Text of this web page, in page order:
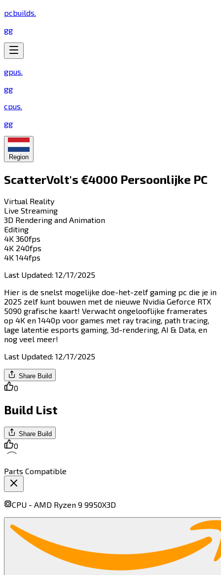
pcbuilds.
gg
gpus.
gg
cpus.
gg
Region
ScatterVolt's €4000 Persoonlijke PC​​​​‌ ‍ ​‍​‍‌‍ ‌ ​‍‌‍‍‌‌‍‌ ‌‍‍‌‌‍ ‍​‍​‍​ ‍‍​‍​‍‌ ​ ‌‍​‌‌‍ ‍‌‍‍‌‌ ‌​‌ ‍‌​‍ ‍‌‍‍‌‌‍ ​‍​‍​‍ ​​‍​‍‌‍‍​‌ ​‍‌‍‌‌‌‍‌‍​‍​‍​ ‍‍​‍​‍​‍ ‌‍​‌‌‍‌​‌‍ ‌‌‍‍‌‌‍ ‍​‍ ‌‍‍‌‌‍ ‍‌ ‌​‌‍‌‌‌‍ ‍‌ ‌​​‍ ‌‍‌‌‌‍‌​‌‍‍‌‌ ‌​​‍ ‌‍ ‌‌‍ ‌‍‌​‌‍‌‌​ ‌‌ ​​‌ ​‍‌‍‌‌‌ ​ ‌‍‌‌‌‍ ‍‌ ‌​‌‍​‌‌ ‌​‌‍‍‌‌‍ ‌‍ ‍​ ‍ ‌‍‍‌‌‍‌​​ ‌​ ‍​​ ‌​​ ‍​‌‍​ ​ ​ ​ ‌‌‌‍​‌‌‍‌‌​‍ ‌​ ‍​​ ​ ​ ‍‌‌‍​‌​‍ ‌​ ‌​​ ‍‌‌‍​‌​ ‌‌​‍ ‌​ ‍‌‌‍‌‍​ ​ ‌‍‌‍​‍ ‌​ ‍​‌‍​‍​ ‌​‌‍​‌‌‍‌‍​ ​​​ ‌ ​ ‍‌​ ‌‌​ ​​​ ‍‌​ ‌ ​ ‍ ‌ ‌​‌ ‍‌‌ ​​‌‍‌‌​ ‌‌‍​‍‌ ‌‌‌‍‍‌‌‍ ​‌‍‌​​ ‍ ‌ ​​‌‍​‌‌ ‌​‌‍‍​​ ‌‌‍‍‌​ ​‌​ ‍​‌‍ ‍‌‌ ‌‍ ‍‌‍​‌‌‍ ‌‌‍‌‌​‍‌‌​ ‌‌‌​​‍‌‌ ‌‍‍ ‌‍‌‌‌ ‍‌​‍‌‌​ ​ ‌​‌​​‍‌‌​ ​ ‌​‌​​‍‌‌​ ​‍​ ​‍‌‍ ‍‌‍ ​​‍‌‌​ ​‍​ ​‍​‍‌‌​ ‌‌‌​‌​​‍ ‍‌ ‌‍‌‍​‌‌‍ ​‌ ‌‌‌‍‌‌​ ‌‍​‍‌‍​‌‌ ​ ‌‍‌‌‌‌‌‌‌ ​‍‌‍ ​​ ‌​‍‌‌​ ​‍‌​‌‍‌‍​‌‌‍‌​‌‍ ‌‌‍‍‌‌‍ ‍​‍‌‍‌‍‍‌‌‍‌​​ ‌​ ‍​​ ‌​​ ‍​‌‍​ ​ ​ ​ ‌‌‌‍​‌‌‍‌‌​‍ ‌​ ‍​​ ​ ​ ‍‌‌‍​‌​‍ ‌​ ‌​​ ‍‌‌‍​‌​ ‌‌​‍ ‌​ ‍‌‌‍‌‍​ ​ ‌‍‌‍​‍ ‌​ ‍​‌‍​‍​ ‌​‌‍​‌‌‍‌‍​ ​​​ ‌ ​ ‍‌​ ‌‌​ ​​​ ‍‌​ ‌ ​‍‌‍‌ ‌​‌ ‍‌‌ ​​‌‍‌‌​ ‌‌‍​‍‌ ‌‌‌‍‍‌‌‍ ​‌‍‌​​‍‌‍‌ ​​‌‍​‌‌ ‌​‌‍‍​​ ‌‌‍‍‌​ ​‌​ ‍​‌‍ ‍‌‌ ‌‍ ‍‌‍​‌‌‍ ‌‌‍‌‌​‍‌‌​ ‌‌‌​​‍‌‌ ‌‍‍ ‌‍‌‌‌ ‍‌​‍‌‌​ ​ ‌​‌​​‍‌‌​ ​ ‌​‌​​‍‌‌​ ​‍​ ​‍‌‍ ‍‌‍ ​​‍‌‌​ ​‍​ ​‍​‍‌‌​ ‌‌‌​‌​​‍ ‍‌ ‌‍‌‍​‌‌‍ ​‌ ‌‌‌‍‌‌​‍‌‍‌ ​​‌‍‌‌‌ ​‍‌ ​ ‌ ​​‌‍‌‌‌‍​ ‌ ‌​‌‍‍‌‌ ‌‍‌‍‌‌​ ‌‌ ​​‌ ‌‌‌‍​‍‌‍ ​‌‍‍‌‌ ​ ‌‍‍​‌‍‌‌‌‍‌​​‍​‍‌ ‌
Virtual Reality​​​​‌ ‍ ​‍​‍‌‍ ‌ ​‍‌‍‍‌‌‍‌ ‌‍‍‌‌‍ ‍​‍​‍​ ‍‍​‍​‍‌ ​ ‌‍​‌‌‍ ‍‌‍‍‌‌ ‌​‌ ‍‌​‍ ‍‌‍‍‌‌‍ ​‍​‍​‍ ​​‍​‍‌‍‍​‌ ​‍‌‍‌‌‌‍‌‍​‍​‍​ ‍‍​‍​‍​‍ ‌‍​‌‌‍‌​‌‍ ‌‌‍‍‌‌‍ ‍​‍ ‌‍‍‌‌‍ ‍‌ ‌​‌‍‌‌‌‍ ‍‌ ‌​​‍ ‌‍‌‌‌‍‌​‌‍‍‌‌ ‌​​‍ ‌‍ ‌‌‍ ‌‍‌​‌‍‌‌​ ‌‌ ​​‌ ​‍‌‍‌‌‌ ​ ‌‍‌‌‌‍ ‍‌ ‌​‌‍​‌‌ ‌​‌‍‍‌‌‍ ‌‍ ‍​ ‍ ‌‍‍‌‌‍‌​​ ‌​ ​‌​ ​‌‌‍​‌​ ‍‌‌‍‌‌‌‍​‍​ ‌ ​ ​‍​‍ ‌​ ‌​‌‍‌​​ ​‍​ ‌​​‍ ‌​ ‌​​ ​​‌‍‌​​ ​‍​‍ ‌‌‍​‌‌‍​‌‌‍‌​‌‍​‌​‍ ‌‌‍‌‍‌‍‌​‌‍​‍​ ‍‌​ ‌ ​ ‌‍‌‍​‌​ ‌ ‌‍​‍​ ‍​​ ‍‌‌‍‌‍​ ‍ ‌ ‌​‌ ‍‌‌ ​​‌‍‌‌​ ‌‌ ‌​‌‍​‌‌‍‌ ​ ‍ ‌ ​​‌‍​‌‌ ‌​‌‍‍​​ ‌‌‍ ‍‌‍​‌‌‍ ‌‌‍‌‌​ ‌‍​‍‌‍​‌‌ ​ ‌‍‌‌‌‌‌‌‌ ​‍‌‍ ​​ ‌​‍‌‌​ ​‍‌​‌‍‌‍​‌‌‍‌​‌‍ ‌‌‍‍‌‌‍ ‍​‍‌‍‌‍‍‌‌‍‌​​ ‌​ ​‌​ ​‌‌‍​‌​ ‍‌‌‍‌‌‌‍​‍​ ‌ ​ ​‍​‍ ‌​ ‌​‌‍‌​​ ​‍​ ‌​​‍ ‌​ ‌​​ ​​‌‍‌​​ ​‍​‍ ‌‌‍​‌‌‍​‌‌‍‌​‌‍​‌​‍ ‌‌‍‌‍‌‍‌​‌‍​‍​ ‍‌​ ‌ ​ ‌‍‌‍​‌​ ‌ ‌‍​‍​ ‍​​ ‍‌‌‍‌‍​‍‌‍‌ ‌​‌ ‍‌‌ ​​‌‍‌‌​ ‌‌ ‌​‌‍​‌‌‍‌ ​‍‌‍‌ ​​‌‍​‌‌ ‌​‌‍‍​​ ‌‌‍ ‍‌‍​‌‌‍ ‌‌‍‌‌​‍‌‍‌ ​​‌‍‌‌‌ ​‍‌ ​ ‌ ​​‌‍‌‌‌‍​ ‌ ‌​‌‍‍‌‌ ‌‍‌‍‌‌​ ‌‌ ​​‌ ‌‌‌‍​‍‌‍ ​‌‍‍‌‌ ​ ‌‍‍​‌‍‌‌‌‍‌​​‍​‍‌ ‌
Live Streaming​​​​‌ ‍ ​‍​‍‌‍ ‌ ​‍‌‍‍‌‌‍‌ ‌‍‍‌‌‍ ‍​‍​‍​ ‍‍​‍​‍‌ ​ ‌‍​‌‌‍ ‍‌‍‍‌‌ ‌​‌ ‍‌​‍ ‍‌‍‍‌‌‍ ​‍​‍​‍ ​​‍​‍‌‍‍​‌ ​‍‌‍‌‌‌‍‌‍​‍​‍​ ‍‍​‍​‍​‍ ‌‍​‌‌‍‌​‌‍ ‌‌‍‍‌‌‍ ‍​‍ ‌‍‍‌‌‍ ‍‌ ‌​‌‍‌‌‌‍ ‍‌ ‌​​‍ ‌‍‌‌‌‍‌​‌‍‍‌‌ ‌​​‍ ‌‍ ‌‌‍ ‌‍‌​‌‍‌‌​ ‌‌ ​​‌ ​‍‌‍‌‌‌ ​ ‌‍‌‌‌‍ ‍‌ ‌​‌‍​‌‌ ‌​‌‍‍‌‌‍ ‌‍ ‍​ ‍ ‌‍‍‌‌‍‌​​ ‌​ ​‌‌‍​‍​ ‌‍‌‍​‌‌‍​ ​ ​‌‌‍​‍​ ​‍​‍ ‌‌‍‌​​ ‌ ​ ‍​​ ‌‍​‍ ‌​ ‌​​ ‍​‌‍‌‌​ ‍‌​‍ ‌‌‍​‍​ ​‌‌‍‌‌‌‍‌​​‍ ‌​ ​​‌‍​‍​ ‍‌​ ‌ ‌‍​‍‌‍‌​​ ‌ ​ ‌ ​ ​‌‌‍‌​​ ​​‌‍‌​​ ‍ ‌ ‌​‌ ‍‌‌ ​​‌‍‌‌​ ‌‌ ‌​‌‍​‌‌‍‌ ​ ‍ ‌ ​​‌‍​‌‌ ‌​‌‍‍​​ ‌‌‍ ‍‌‍​‌‌‍ ‌‌‍‌‌​ ‌‍​‍‌‍​‌‌ ​ ‌‍‌‌‌‌‌‌‌ ​‍‌‍ ​​ ‌​‍‌‌​ ​‍‌​‌‍‌‍​‌‌‍‌​‌‍ ‌‌‍‍‌‌‍ ‍​‍‌‍‌‍‍‌‌‍‌​​ ‌​ ​‌‌‍​‍​ ‌‍‌‍​‌‌‍​ ​ ​‌‌‍​‍​ ​‍​‍ ‌‌‍‌​​ ‌ ​ ‍​​ ‌‍​‍ ‌​ ‌​​ ‍​‌‍‌‌​ ‍‌​‍ ‌‌‍​‍​ ​‌‌‍‌‌‌‍‌​​‍ ‌​ ​​‌‍​‍​ ‍‌​ ‌ ‌‍​‍‌‍‌​​ ‌ ​ ‌ ​ ​‌‌‍‌​​ ​​‌‍‌​​‍‌‍‌ ‌​‌ ‍‌‌ ​​‌‍‌‌​ ‌‌ ‌​‌‍​‌‌‍‌ ​‍‌‍‌ ​​‌‍​‌‌ ‌​‌‍‍​​ ‌‌‍ ‍‌‍​‌‌‍ ‌‌‍‌‌​‍‌‍‌ ​​‌‍‌‌‌ ​‍‌ ​ ‌ ​​‌‍‌‌‌‍​ ‌ ‌​‌‍‍‌‌ ‌‍‌‍‌‌​ ‌‌ ​​‌ ‌‌‌‍​‍‌‍ ​‌‍‍‌‌ ​ ‌‍‍​‌‍‌‌‌‍‌​​‍​‍‌ ‌
3D Rendering and Animation​​​​‌ ‍ ​‍​‍‌‍ ‌ ​‍‌‍‍‌‌‍‌ ‌‍‍‌‌‍ ‍​‍​‍​ ‍‍​‍​‍‌ ​ ‌‍​‌‌‍ ‍‌‍‍‌‌ ‌​‌ ‍‌​‍ ‍‌‍‍‌‌‍ ​‍​‍​‍ ​​‍​‍‌‍‍​‌ ​‍‌‍‌‌‌‍‌‍​‍​‍​ ‍‍​‍​‍​‍ ‌‍​‌‌‍‌​‌‍ ‌‌‍‍‌‌‍ ‍​‍ ‌‍‍‌‌‍ ‍‌ ‌​‌‍‌‌‌‍ ‍‌ ‌​​‍ ‌‍‌‌‌‍‌​‌‍‍‌‌ ‌​​‍ ‌‍ ‌‌‍ ‌‍‌​‌‍‌‌​ ‌‌ ​​‌ ​‍‌‍‌‌‌ ​ ‌‍‌‌‌‍ ‍‌ ‌​‌‍​‌‌ ‌​‌‍‍‌‌‍ ‌‍ ‍​ ‍ ‌‍‍‌‌‍‌​​ ‌​ ‍​‌‍​‍‌‍​‍​ ​ ​ ‌‌​ ​ ​ ‌​​ ‌‌​‍ ‌‌‍​‍​ ​‍​ ​‌​ ​ ​‍ ‌​ ‌​‌‍​‌‌‍‌‍​ ​​​‍ ‌​ ‍‌​ ​‌​ ‌‌​ ‍‌​‍ ‌‌‍​‍‌‍​‌​ ‍​​ ‌​‌‍‌​‌‍‌​‌‍‌​​ ​​‌‍​ ​ ​‌​ ​‌‌‍​‍​ ‍ ‌ ‌​‌ ‍‌‌ ​​‌‍‌‌​ ‌‌ ‌​‌‍​‌‌‍‌ ​ ‍ ‌ ​​‌‍​‌‌ ‌​‌‍‍​​ ‌‌‍ ‍‌‍​‌‌‍ ‌‌‍‌‌​ ‌‍​‍‌‍​‌‌ ​ ‌‍‌‌‌‌‌‌‌ ​‍‌‍ ​​ ‌​‍‌‌​ ​‍‌​‌‍‌‍​‌‌‍‌​‌‍ ‌‌‍‍‌‌‍ ‍​‍‌‍‌‍‍‌‌‍‌​​ ‌​ ‍​‌‍​‍‌‍​‍​ ​ ​ ‌‌​ ​ ​ ‌​​ ‌‌​‍ ‌‌‍​‍​ ​‍​ ​‌​ ​ ​‍ ‌​ ‌​‌‍​‌‌‍‌‍​ ​​​‍ ‌​ ‍‌​ ​‌​ ‌‌​ ‍‌​‍ ‌‌‍​‍‌‍​‌​ ‍​​ ‌​‌‍‌​‌‍‌​‌‍‌​​ ​​‌‍​ ​ ​‌​ ​‌‌‍​‍​‍‌‍‌ ‌​‌ ‍‌‌ ​​‌‍‌‌​ ‌‌ ‌​‌‍​‌‌‍‌ ​‍‌‍‌ ​​‌‍​‌‌ ‌​‌‍‍​​ ‌‌‍ ‍‌‍​‌‌‍ ‌‌‍‌‌​‍‌‍‌ ​​‌‍‌‌‌ ​‍‌ ​ ‌ ​​‌‍‌‌‌‍​ ‌ ‌​‌‍‍‌‌ ‌‍‌‍‌‌​ ‌‌ ​​‌ ‌‌‌‍​‍‌‍ ​‌‍‍‌‌ ​ ‌‍‍​‌‍‌‌‌‍‌​​‍​‍‌ ‌
Editing​​​​‌ ‍ ​‍​‍‌‍ ‌ ​‍‌‍‍‌‌‍‌ ‌‍‍‌‌‍ ‍​‍​‍​ ‍‍​‍​‍‌ ​ ‌‍​‌‌‍ ‍‌‍‍‌‌ ‌​‌ ‍‌​‍ ‍‌‍‍‌‌‍ ​‍​‍​‍ ​​‍​‍‌‍‍​‌ ​‍‌‍‌‌‌‍‌‍​‍​‍​ ‍‍​‍​‍​‍ ‌‍​‌‌‍‌​‌‍ ‌‌‍‍‌‌‍ ‍​‍ ‌‍‍‌‌‍ ‍‌ ‌​‌‍‌‌‌‍ ‍‌ ‌​​‍ ‌‍‌‌‌‍‌​‌‍‍‌‌ ‌​​‍ ‌‍ ‌‌‍ ‌‍‌​‌‍‌‌​ ‌‌ ​​‌ ​‍‌‍‌‌‌ ​ ‌‍‌‌‌‍ ‍‌ ‌​‌‍​‌‌ ‌​‌‍‍‌‌‍ ‌‍ ‍​ ‍ ‌‍‍‌‌‍‌​​ ‌‌‍‌​​ ‌ ‌‍​‍‌‍‌​​ ​‌‌‍​ ​ ‌‍​ ‌​​‍ ‌​ ​‍​ ‌ ​ ‌​​ ‍‌​‍ ‌​ ‌​​ ​‍​ ​ ​ ‍‌​‍ ‌​ ‍​​ ​​​ ‌​‌‍‌‍​‍ ‌​ ‌‍‌‍‌‍‌‍​ ​ ‌‌​ ‌‌‌‍‌​​ ​‌​ ‌ ‌‍​‍‌‍​‍‌‍‌‌​ ​‌​ ‍ ‌ ‌​‌ ‍‌‌ ​​‌‍‌‌​ ‌‌ ‌​‌‍​‌‌‍‌ ​ ‍ ‌ ​​‌‍​‌‌ ‌​‌‍‍​​ ‌‌‍ ‍‌‍​‌‌‍ ‌‌‍‌‌​ ‌‍​‍‌‍​‌‌ ​ ‌‍‌‌‌‌‌‌‌ ​‍‌‍ ​​ ‌​‍‌‌​ ​‍‌​‌‍‌‍​‌‌‍‌​‌‍ ‌‌‍‍‌‌‍ ‍​‍‌‍‌‍‍‌‌‍‌​​ ‌‌‍‌​​ ‌ ‌‍​‍‌‍‌​​ ​‌‌‍​ ​ ‌‍​ ‌​​‍ ‌​ ​‍​ ‌ ​ ‌​​ ‍‌​‍ ‌​ ‌​​ ​‍​ ​ ​ ‍‌​‍ ‌​ ‍​​ ​​​ ‌​‌‍‌‍​‍ ‌​ ‌‍‌‍‌‍‌‍​ ​ ‌‌​ ‌‌‌‍‌​​ ​‌​ ‌ ‌‍​‍‌‍​‍‌‍‌‌​ ​‌​‍‌‍‌ ‌​‌ ‍‌‌ ​​‌‍‌‌​ ‌‌ ‌​‌‍​‌‌‍‌ ​‍‌‍‌ ​​‌‍​‌‌ ‌​‌‍‍​​ ‌‌‍ ‍‌‍​‌‌‍ ‌‌‍‌‌​‍‌‍‌ ​​‌‍‌‌‌ ​‍‌ ​ ‌ ​​‌‍‌‌‌‍​ ‌ ‌​‌‍‍‌‌ ‌‍‌‍‌‌​ ‌‌ ​​‌ ‌‌‌‍​‍‌‍ ​‌‍‍‌‌ ​ ‌‍‍​‌‍‌‌‌‍‌​​‍​‍‌ ‌
4K 360fps​​​​‌ ‍ ​‍​‍‌‍ ‌ ​‍‌‍‍‌‌‍‌ ‌‍‍‌‌‍ ‍​‍​‍​ ‍‍​‍​‍‌ ​ ‌‍​‌‌‍ ‍‌‍‍‌‌ ‌​‌ ‍‌​‍ ‍‌‍‍‌‌‍ ​‍​‍​‍ ​​‍​‍‌‍‍​‌ ​‍‌‍‌‌‌‍‌‍​‍​‍​ ‍‍​‍​‍​‍ ‌‍​‌‌‍‌​‌‍ ‌‌‍‍‌‌‍ ‍​‍ ‌‍‍‌‌‍ ‍‌ ‌​‌‍‌‌‌‍ ‍‌ ‌​​‍ ‌‍‌‌‌‍‌​‌‍‍‌‌ ‌​​‍ ‌‍ ‌‌‍ ‌‍‌​‌‍‌‌​ ‌‌ ​​‌ ​‍‌‍‌‌‌ ​ ‌‍‌‌‌‍ ‍‌ ‌​‌‍​‌‌ ‌​‌‍‍‌‌‍ ‌‍ ‍​ ‍ ‌‍‍‌‌‍‌​​ ‌​ ​ ‌‍​‍‌‍​‌​ ​‌​ ​​‌‍‌‍‌‍‌‌​ ‌‍​‍ ‌​ ‍​​ ​‌​ ​‌‌‍​‌​‍ ‌​ ‌​‌‍‌‌​ ​​​ ​‍​‍ ‌​ ‍‌​ ‌‌‌‍​‌‌‍‌​​‍ ‌‌‍‌​​ ​ ​ ‌​‌‍​ ​ ​‍​ ‌‍‌‍​ ​ ​‍‌‍‌​‌‍​‌‌‍​‍‌‍‌​​ ‍ ‌ ‌​‌ ‍‌‌ ​​‌‍‌‌​ ‌‌ ​​‌‍‌‌‌ ​‍‌‍‌‍‌‍ ‌ ​‍‌‍ ‌‌‍​‌‌‍ ‍‌‍​ ‌‍‌‌​ ‍ ‌ ​​‌‍​‌‌ ‌​‌‍‍​​ ‌‌‍ ‍‌‍​‌‌‍ ‌‌‍‌‌​ ‌‍​‍‌‍​‌‌ ​ ‌‍‌‌‌‌‌‌‌ ​‍‌‍ ​​ ‌​‍‌‌​ ​‍‌​‌‍‌‍​‌‌‍‌​‌‍ ‌‌‍‍‌‌‍ ‍​‍‌‍‌‍‍‌‌‍‌​​ ‌​ ​ ‌‍​‍‌‍​‌​ ​‌​ ​​‌‍‌‍‌‍‌‌​ ‌‍​‍ ‌​ ‍​​ ​‌​ ​‌‌‍​‌​‍ ‌​ ‌​‌‍‌‌​ ​​​ ​‍​‍ ‌​ ‍‌​ ‌‌‌‍​‌‌‍‌​​‍ ‌‌‍‌​​ ​ ​ ‌​‌‍​ ​ ​‍​ ‌‍‌‍​ ​ ​‍‌‍‌​‌‍​‌‌‍​‍‌‍‌​​‍‌‍‌ ‌​‌ ‍‌‌ ​​‌‍‌‌​ ‌‌ ​​‌‍‌‌‌ ​‍‌‍‌‍‌‍ ‌ ​‍‌‍ ‌‌‍​‌‌‍ ‍‌‍​ ‌‍‌‌​‍‌‍‌ ​​‌‍​‌‌ ‌​‌‍‍​​ ‌‌‍ ‍‌‍​‌‌‍ ‌‌‍‌‌​‍‌‍‌ ​​‌‍‌‌‌ ​‍‌ ​ ‌ ​​‌‍‌‌‌‍​ ‌ ‌​‌‍‍‌‌ ‌‍‌‍‌‌​ ‌‌ ​​‌ ‌‌‌‍​‍‌‍ ​‌‍‍‌‌ ​ ‌‍‍​‌‍‌‌‌‍‌​​‍​‍‌ ‌
4K 240fps​​​​‌ ‍ ​‍​‍‌‍ ‌ ​‍‌‍‍‌‌‍‌ ‌‍‍‌‌‍ ‍​‍​‍​ ‍‍​‍​‍‌ ​ ‌‍​‌‌‍ ‍‌‍‍‌‌ ‌​‌ ‍‌​‍ ‍‌‍‍‌‌‍ ​‍​‍​‍ ​​‍​‍‌‍‍​‌ ​‍‌‍‌‌‌‍‌‍​‍​‍​ ‍‍​‍​‍​‍ ‌‍​‌‌‍‌​‌‍ ‌‌‍‍‌‌‍ ‍​‍ ‌‍‍‌‌‍ ‍‌ ‌​‌‍‌‌‌‍ ‍‌ ‌​​‍ ‌‍‌‌‌‍‌​‌‍‍‌‌ ‌​​‍ ‌‍ ‌‌‍ ‌‍‌​‌‍‌‌​ ‌‌ ​​‌ ​‍‌‍‌‌‌ ​ ‌‍‌‌‌‍ ‍‌ ‌​‌‍​‌‌ ‌​‌‍‍‌‌‍ ‌‍ ‍​ ‍ ‌‍‍‌‌‍‌​​ ‌‌‍​‍​ ‌‍​ ​‍‌‍‌‌‌‍​‌​ ​‍‌‍​‍​ ‌​​‍ ‌​ ​​​ ‌​‌‍‌‍​ ‌​​‍ ‌​ ‌​‌‍‌​‌‍​‍​ ​‌​‍ ‌‌‍​‌​ ‌ ​ ‌​​ ​‌​‍ ‌​ ‌‌​ ‍​​ ‌​​ ‌‍​ ​ ​ ‍​‌‍‌‍​ ‌‌​ ‍​​ ‌‍​ ‌​‌‍‌‌​ ‍ ‌ ‌​‌ ‍‌‌ ​​‌‍‌‌​ ‌‌ ​​‌‍‌‌‌ ​‍‌‍‌‍‌‍ ‌ ​‍‌‍ ‌‌‍​‌‌‍ ‍‌‍​ ‌‍‌‌​ ‍ ‌ ​​‌‍​‌‌ ‌​‌‍‍​​ ‌‌‍ ‍‌‍​‌‌‍ ‌‌‍‌‌​ ‌‍​‍‌‍​‌‌ ​ ‌‍‌‌‌‌‌‌‌ ​‍‌‍ ​​ ‌​‍‌‌​ ​‍‌​‌‍‌‍​‌‌‍‌​‌‍ ‌‌‍‍‌‌‍ ‍​‍‌‍‌‍‍‌‌‍‌​​ ‌‌‍​‍​ ‌‍​ ​‍‌‍‌‌‌‍​‌​ ​‍‌‍​‍​ ‌​​‍ ‌​ ​​​ ‌​‌‍‌‍​ ‌​​‍ ‌​ ‌​‌‍‌​‌‍​‍​ ​‌​‍ ‌‌‍​‌​ ‌ ​ ‌​​ ​‌​‍ ‌​ ‌‌​ ‍​​ ‌​​ ‌‍​ ​ ​ ‍​‌‍‌‍​ ‌‌​ ‍​​ ‌‍​ ‌​‌‍‌‌​‍‌‍‌ ‌​‌ ‍‌‌ ​​‌‍‌‌​ ‌‌ ​​‌‍‌‌‌ ​‍‌‍‌‍‌‍ ‌ ​‍‌‍ ‌‌‍​‌‌‍ ‍‌‍​ ‌‍‌‌​‍‌‍‌ ​​‌‍​‌‌ ‌​‌‍‍​​ ‌‌‍ ‍‌‍​‌‌‍ ‌‌‍‌‌​‍‌‍‌ ​​‌‍‌‌‌ ​‍‌ ​ ‌ ​​‌‍‌‌‌‍​ ‌ ‌​‌‍‍‌‌ ‌‍‌‍‌‌​ ‌‌ ​​‌ ‌‌‌‍​‍‌‍ ​‌‍‍‌‌ ​ ‌‍‍​‌‍‌‌‌‍‌​​‍​‍‌ ‌
4K 144fps​​​​‌ ‍ ​‍​‍‌‍ ‌ ​‍‌‍‍‌‌‍‌ ‌‍‍‌‌‍ ‍​‍​‍​ ‍‍​‍​‍‌ ​ ‌‍​‌‌‍ ‍‌‍‍‌‌ ‌​‌ ‍‌​‍ ‍‌‍‍‌‌‍ ​‍​‍​‍ ​​‍​‍‌‍‍​‌ ​‍‌‍‌‌‌‍‌‍​‍​‍​ ‍‍​‍​‍​‍ ‌‍​‌‌‍‌​‌‍ ‌‌‍‍‌‌‍ ‍​‍ ‌‍‍‌‌‍ ‍‌ ‌​‌‍‌‌‌‍ ‍‌ ‌​​‍ ‌‍‌‌‌‍‌​‌‍‍‌‌ ‌​​‍ ‌‍ ‌‌‍ ‌‍‌​‌‍‌‌​ ‌‌ ​​‌ ​‍‌‍‌‌‌ ​ ‌‍‌‌‌‍ ‍‌ ‌​‌‍​‌‌ ‌​‌‍‍‌‌‍ ‌‍ ‍​ ‍ ‌‍‍‌‌‍‌​​ ‌​ ‌ ‌‍​‍‌‍‌‍​ ​‍‌‍‌‍‌‍‌​​ ​‍‌‍‌‌​‍ ‌‌‍​‍‌‍​ ​ ‌​​ ​‍​‍ ‌​ ‌​​ ‍‌​ ‍​​ ‍‌​‍ ‌​ ‍​‌‍‌​​ ​ ​ ‌​​‍ ‌​ ‌‍‌‍​‌​ ‍​​ ​​​ ‍​​ ‍​​ ​ ​ ‌​​ ​ ​ ‌​​ ‍​‌‍​‌​ ‍ ‌ ‌​‌ ‍‌‌ ​​‌‍‌‌​ ‌‌ ​​‌‍‌‌‌ ​‍‌‍‌‍‌‍ ‌ ​‍‌‍ ‌‌‍​‌‌‍ ‍‌‍​ ‌‍‌‌​ ‍ ‌ ​​‌‍​‌‌ ‌​‌‍‍​​ ‌‌‍ ‍‌‍​‌‌‍ ‌‌‍‌‌​ ‌‍​‍‌‍​‌‌ ​ ‌‍‌‌‌‌‌‌‌ ​‍‌‍ ​​ ‌​‍‌‌​ ​‍‌​‌‍‌‍​‌‌‍‌​‌‍ ‌‌‍‍‌‌‍ ‍​‍‌‍‌‍‍‌‌‍‌​​ ‌​ ‌ ‌‍​‍‌‍‌‍​ ​‍‌‍‌‍‌‍‌​​ ​‍‌‍‌‌​‍ ‌‌‍​‍‌‍​ ​ ‌​​ ​‍​‍ ‌​ ‌​​ ‍‌​ ‍​​ ‍‌​‍ ‌​ ‍​‌‍‌​​ ​ ​ ‌​​‍ ‌​ ‌‍‌‍​‌​ ‍​​ ​​​ ‍​​ ‍​​ ​ ​ ‌​​ ​ ​ ‌​​ ‍​‌‍​‌​‍‌‍‌ ‌​‌ ‍‌‌ ​​‌‍‌‌​ ‌‌ ​​‌‍‌‌‌ ​‍‌‍‌‍‌‍ ‌ ​‍‌‍ ‌‌‍​‌‌‍ ‍‌‍​ ‌‍‌‌​‍‌‍‌ ​​‌‍​‌‌ ‌​‌‍‍​​ ‌‌‍ ‍‌‍​‌‌‍ ‌‌‍‌‌​‍‌‍‌ ​​‌‍‌‌‌ ​‍‌ ​ ‌ ​​‌‍‌‌‌‍​ ‌ ‌​‌‍‍‌‌ ‌‍‌‍‌‌​ ‌‌ ​​‌ ‌‌‌‍​‍‌‍ ​‌‍‍‌‌ ​ ‌‍‍​‌‍‌‌‌‍‌​​‍​‍‌ ‌
Last Updated: 12/17/2025
Hier is de snelst mogelijke doe-het-zelf gaming pc die je in
2025 zelf kunt bouwen met de nieuwe Nvidia Geforce RTX
5090 grafische kaart! Verwacht ongelooflijke framerates
op 4K en 1440p voor games met ray tracing, path tracing,
lage latentie esports gaming, 3d-rendering, AI & Data, en
nog veel meer!​​​​‌ ‍ ​‍​‍‌‍ ‌ ​‍‌‍‍‌‌‍‌ ‌‍‍‌‌‍ ‍​‍​‍​ ‍‍​‍​‍‌ ​ ‌‍​‌‌‍ ‍‌‍‍‌‌ ‌​‌ ‍‌​‍ ‍‌‍‍‌‌‍ ​‍​‍​‍ ​​‍​‍‌‍‍​‌ ​‍‌‍‌‌‌‍‌‍​‍​‍​ ‍‍​‍​‍​‍ ‌‍​‌‌‍‌​‌‍ ‌‌‍‍‌‌‍ ‍​‍ ‌‍‍‌‌‍ ‍‌ ‌​‌‍‌‌‌‍ ‍‌ ‌​​‍ ‌‍‌‌‌‍‌​‌‍‍‌‌ ‌​​‍ ‌‍ ‌‌‍ ‌‍‌​‌‍‌‌​ ‌‌ ​​‌ ​‍‌‍‌‌‌ ​ ‌‍‌‌‌‍ ‍‌ ‌​‌‍​‌‌ ‌​‌‍‍‌‌‍ ‌‍ ‍​ ‍ ‌‍‍‌‌‍‌​​ ‌​ ‍​​ ‌​​ ‍​‌‍​ ​ ​ ​ ‌‌‌‍​‌‌‍‌‌​‍ ‌​ ‍​​ ​ ​ ‍‌‌‍​‌​‍ ‌​ ‌​​ ‍‌‌‍​‌​ ‌‌​‍ ‌​ ‍‌‌‍‌‍​ ​ ‌‍‌‍​‍ ‌​ ‍​‌‍​‍​ ‌​‌‍​‌‌‍‌‍​ ​​​ ‌ ​ ‍‌​ ‌‌​ ​​​ ‍‌​ ‌ ​ ‍ ‌ ‌​‌ ‍‌‌ ​​‌‍‌‌​ ‌‌‍​‍‌ ‌‌‌‍‍‌‌‍ ​‌‍‌​​ ‍ ‌ ​​‌‍​‌‌ ‌​‌‍‍​​ ‌‌‍‍‌​ ​‌​ ‍​‌‍ ‍‌‌ ‌ ​ ‌‍‍​‌‍ ‌ ​‍‌ ‌​‌‌ ‌‍‌​‌‍‌‌‌ ​ ‌‍​ ​‍‌‌​ ‌‌‌​​‍‌‌ ‌‍‍ ‌‍‌‌‌ ‍‌​‍‌‌​ ​ ‌​‌​​‍‌‌​ ​ ‌​‌​​‍‌‌​ ​‍​ ​‍‌‍ ‍‌‍ ​​‍‌‌​ ​‍​ ​‍​‍‌‌​ ‌‌‌​‌​​‍ ‍‌ ‌‍‌‍​‌‌‍ ​‌ ‌‌‌‍‌‌​‍‌‌​ ‌‌‌​​‍‌‌ ‌‍‍ ‌‍‌‌‌ ‍‌​‍‌‌​ ​ ‌​‌​​‍‌‌​ ​ ‌​‌​​‍‌‌​ ​‍​ ​‍‌‍‌‍​ ‌‌​ ‍‌​ ​ ​ ​ ​ ​​‌‍​‍​ ‍​​ ​​​ ​ ​ ‌ ​ ‌‍​‍‌‌​ ​‍​ ​‍​‍‌‌​ ‌‌‌​‌​​‍ ‍‌‍​ ‌‍‍​‌‍‍‌‌‍ ​‌‍‌​‌ ​‍‌‍‌‌‌‍ ‍​‍‌‌​ ‌‌‌​​‍‌‌ ‌‍‍ ‌‍‌‌‌ ‍‌​‍‌‌​ ​ ‌​‌​​‍‌‌​ ​ ‌​‌​​‍‌‌​ ​‍​ ​‍​ ‍​​ ‍​‌‍‌‍​ ‌‌​ ‌‍​ ‌ ​ ‌​​ ‌​‌‍​‍‌‍‌‍​ ‍​​ ‍​​‍‌‌​ ​‍​ ​‍​‍‌‌​ ‌‌‌​‌​​‍ ‍‌ ‌​‌‍‌‌‌ ‍​‌ ‌​​ ‌‍​‍‌‍​‌‌ ​ ‌‍‌‌‌‌‌‌‌ ​‍‌‍ ​​ ‌​‍‌‌​ ​‍‌​‌‍‌‍​‌‌‍‌​‌‍ ‌‌‍‍‌‌‍ ‍​‍‌‍‌‍‍‌‌‍‌​​ ‌​ ‍​​ ‌​​ ‍​‌‍​ ​ ​ ​ ‌‌‌‍​‌‌‍‌‌​‍ ‌​ ‍​​ ​ ​ ‍‌‌‍​‌​‍ ‌​ ‌​​ ‍‌‌‍​‌​ ‌‌​‍ ‌​ ‍‌‌‍‌‍​ ​ ‌‍‌‍​‍ ‌​ ‍​‌‍​‍​ ‌​‌‍​‌‌‍‌‍​ ​​​ ‌ ​ ‍‌​ ‌‌​ ​​​ ‍‌​ ‌ ​‍‌‍‌ ‌​‌ ‍‌‌ ​​‌‍‌‌​ ‌‌‍​‍‌ ‌‌‌‍‍‌‌‍ ​‌‍‌​​‍‌‍‌ ​​‌‍​‌‌ ‌​‌‍‍​​ ‌‌‍‍‌​ ​‌​ ‍​‌‍ ‍‌‌ ‌ ​ ‌‍‍​‌‍ ‌ ​‍‌ ‌​‌‌ ‌‍‌​‌‍‌‌‌ ​ ‌‍​ ​‍‌‌​ ‌‌‌​​‍‌‌ ‌‍‍ ‌‍‌‌‌ ‍‌​‍‌‌​ ​ ‌​‌​​‍‌‌​ ​ ‌​‌​​‍‌‌​ ​‍​ ​‍‌‍ ‍‌‍ ​​‍‌‌​ ​‍​ ​‍​‍‌‌​ ‌‌‌​‌​​‍ ‍‌ ‌‍‌‍​‌‌‍ ​‌ ‌‌‌‍‌‌​‍‌‌​ ‌‌‌​​‍‌‌ ‌‍‍ ‌‍‌‌‌ ‍‌​‍‌‌​ ​ ‌​‌​​‍‌‌​ ​ ‌​‌​​‍‌‌​ ​‍​ ​‍‌‍‌‍​ ‌‌​ ‍‌​ ​ ​ ​ ​ ​​‌‍​‍​ ‍​​ ​​​ ​ ​ ‌ ​ ‌‍​‍‌‌​ ​‍​ ​‍​‍‌‌​ ‌‌‌​‌​​‍ ‍‌‍​ ‌‍‍​‌‍‍‌‌‍ ​‌‍‌​‌ ​‍‌‍‌‌‌‍ ‍​‍‌‌​ ‌‌‌​​‍‌‌ ‌‍‍ ‌‍‌‌‌ ‍‌​‍‌‌​ ​ ‌​‌​​‍‌‌​ ​ ‌​‌​​‍‌‌​ ​‍​ ​‍​ ‍​​ ‍​‌‍‌‍​ ‌‌​ ‌‍​ ‌ ​ ‌​​ ‌​‌‍​‍‌‍‌‍​ ‍​​ ‍​​‍‌‌​ ​‍​ ​‍​‍‌‌​ ‌‌‌​‌​​‍ ‍‌ ‌​‌‍‌‌‌ ‍​‌ ‌​​‍‌‍‌ ​​‌‍‌‌‌ ​‍‌ ​ ‌ ​​‌‍‌‌‌‍​ ‌ ‌​‌‍‍‌‌ ‌‍‌‍‌‌​ ‌‌ ​​‌ ‌‌‌‍​‍‌‍ ​‌‍‍‌‌ ​ ‌‍‍​‌‍‌‌‌‍‌​​‍​‍‌ ‌
Last Updated: 12/17/2025
Share Build
0
Build List
Share Build
0
Parts Compatible
CPU - AMD Ryzen 9 9950X3D​​​​‌ ‍ ​‍​‍‌‍ ‌ ​‍‌‍‍‌‌‍‌ ‌‍‍‌‌‍ ‍​‍​‍​ ‍‍​‍​‍‌ ​ ‌‍​‌‌‍ ‍‌‍‍‌‌ ‌​‌ ‍‌​‍ ‍‌‍‍‌‌‍ ​‍​‍​‍ ​​‍​‍‌‍‍​‌ ​‍‌‍‌‌‌‍‌‍​‍​‍​ ‍‍​‍​‍​‍ ‌‍​‌‌‍‌​‌‍ ‌‌‍‍‌‌‍ ‍​‍ ‌‍‍‌‌‍ ‍‌ ‌​‌‍‌‌‌‍ ‍‌ ‌​​‍ ‌‍‌‌‌‍‌​‌‍‍‌‌ ‌​​‍ ‌‍ ‌‌‍ ‌‍‌​‌‍‌‌​ ‌‌ ​​‌ ​‍‌‍‌‌‌ ​ ‌‍‌‌‌‍ ‍‌ ‌​‌‍​‌‌ ‌​‌‍‍‌‌‍ ‌‍ ‍​ ‍ ‌‍‍‌‌‍‌​​ ‌​ ​‌​ ‍‌​ ‌‍​ ​‌​ ‌​‌‍​‌​ ‌‌‌‍​‌​‍ ‌​ ‍​​ ‍‌‌‍‌‌​ ‌ ​‍ ‌​ ‌​​ ‌​‌‍​ ​ ‍​​‍ ‌‌‍​‌‌‍​‍​ ​​‌‍‌‌​‍ ‌​ ‌‌‌‍‌​​ ‌ ‌‍‌‍‌‍‌‍‌‍‌‌​ ‍​​ ‌‍‌‍​ ​ ‌ ‌‍‌​​ ‌‍​ ‍ ‌ ‌​‌ ‍‌‌ ​​‌‍‌‌​ ‌‌‍​ ‌ ​​‌ ‌‌​ ‍ ‌ ​​‌‍​‌‌ ‌​‌‍‍​​ ‌‌‍ ‍‌‍​‌‌‍ ‌‌‍‌‌​ ‌‍​‍‌‍​‌‌ ​ ‌‍‌‌‌‌‌‌‌ ​‍‌‍ ​​ ‌​‍‌‌​ ​‍‌​‌‍‌‍​‌‌‍‌​‌‍ ‌‌‍‍‌‌‍ ‍​‍‌‍‌‍‍‌‌‍‌​​ ‌​ ​‌​ ‍‌​ ‌‍​ ​‌​ ‌​‌‍​‌​ ‌‌‌‍​‌​‍ ‌​ ‍​​ ‍‌‌‍‌‌​ ‌ ​‍ ‌​ ‌​​ ‌​‌‍​ ​ ‍​​‍ ‌‌‍​‌‌‍​‍​ ​​‌‍‌‌​‍ ‌​ ‌‌‌‍‌​​ ‌ ‌‍‌‍‌‍‌‍‌‍‌‌​ ‍​​ ‌‍‌‍​ ​ ‌ ‌‍‌​​ ‌‍​‍‌‍‌ ‌​‌ ‍‌‌ ​​‌‍‌‌​ ‌‌‍​ ‌ ​​‌ ‌‌​‍‌‍‌ ​​‌‍​‌‌ ‌​‌‍‍​​ ‌‌‍ ‍‌‍​‌‌‍ ‌‌‍‌‌​‍‌‍‌ ​​‌‍‌‌‌ ​‍‌ ​ ‌ ​​‌‍‌‌‌‍​ ‌ ‌​‌‍‍‌‌ ‌‍‌‍‌‌​ ‌‌ ​​‌ ‌‌‌‍​‍‌‍ ​‌‍‍‌‌ ​ ‌‍‍​‌‍‌‌‌‍‌​​‍​‍‌ ‌